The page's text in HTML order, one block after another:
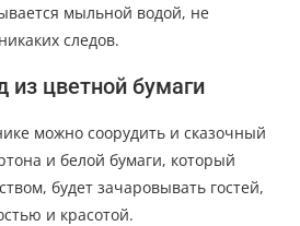
мыльной водой, не
следов.
из цветной бумаги
можно соорудить и сказочный
и белой бумаги, который
будет зачаровывать гостей,
и красотой.